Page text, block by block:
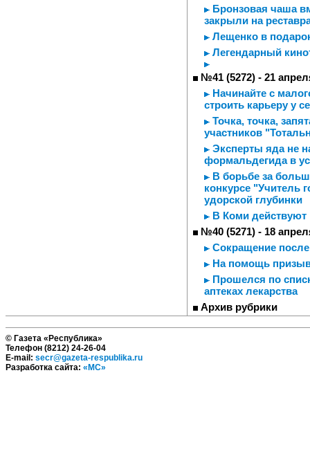
Бронзовая чаша
закрыли на
Лещенко в
Легендарный
№41 (5272) - 21
Начинайте с
строить карьеру у
Точка, точка,
участников
Эксперты яда не
формальдегида в
В борьбе за
конкурсе "Учитель
удорской глубинки
В Коми
№40 (5271) - 18
Сокращение
На помощь
Прошелся по
аптеках лекарства
Архив рубрики
© Газета «Республика»
Телефон (8212) 24-26-04
E-mail: secr@gazeta-respublika.ru
Разработка сайта: «МС»